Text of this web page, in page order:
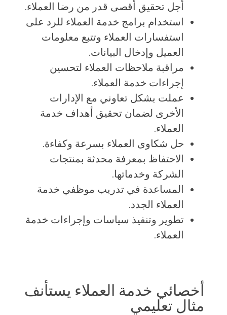
أجل تحقيق أقصى قدر من رضا العملاء.
استخدام برامج خدمة العملاء للرد على
استفسارات العملاء وتتبع معلومات
العميل وإدخال البيانات.
مراقبة ملاحظات العملاء لتحسين
إجراءات خدمة العملاء.
عملت بشكل تعاوني مع الإدارات
الأخرى لضمان تحقيق أهداف خدمة
العملاء.
حل شكاوى العملاء بسرعة وكفاءة.
الاحتفاظ بمعرفة محدثة بمنتجات
الشركة وخدماتها.
المساعدة في تدريب موظفي خدمة
العملاء الجدد.
تطوير وتنفيذ سياسات وإجراءات خدمة
العملاء.
أخصائي خدمة العملاء يستأنف
مثال تعليمي